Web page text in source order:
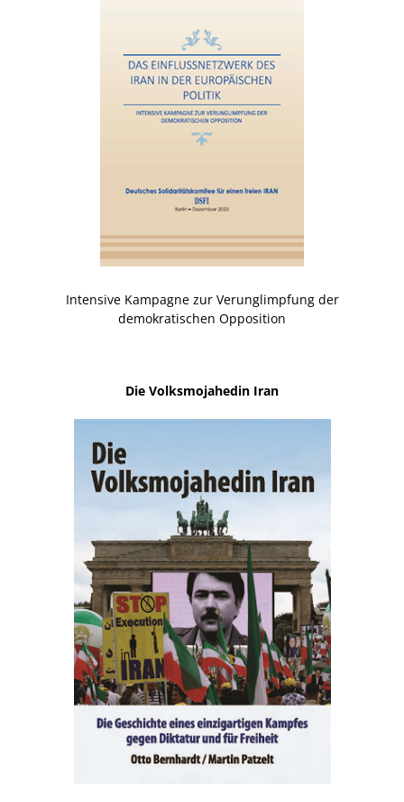
Intensive Kampagne zur Verunglimpfung der
demokratischen Opposition
Die Volksmojahedin Iran